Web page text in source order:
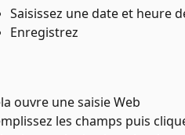
Saisissez une date et heure
Enregistrez
ouvre une saisie Web
les champs puis